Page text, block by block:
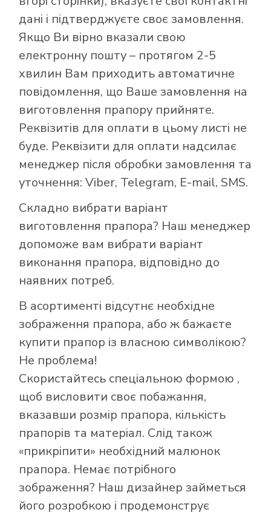
дані і підтверджуєте своє замовлення.
Якщо Ви вірно вказали свою
електронну пошту – протягом 2-5
хвилин Вам приходить автоматичне
повідомлення, що Ваше замовлення на
виготовлення прапору прийняте.
Реквізитів для оплати в цьому листі не
буде. Реквізити для оплати надсилає
менеджер після обробки замовлення та
уточнення: Viber, Telegram, E-mail, SMS.
Складно вибрати варіант
виготовлення прапора? Наш менеджер
допоможе вам вибрати варіант
виконання прапора, відповідно до
наявних потреб.
В асортименті відсутнє необхідне
зображення прапора, або ж бажаєте
купити прапор із власною символікою?
Не проблема!
Скористайтесь спеціальною формою ,
щоб висловити своє побажання,
вказавши розмір прапора, кількість
прапорів та матеріал. Слід також
«прикріпити» необхідний малюнок
прапора. Немає потрібного
зображення? Наш дизайнер займеться
його розробкою і продемонструє
Як купити прапор
в інтернет-
магазині Лакор: